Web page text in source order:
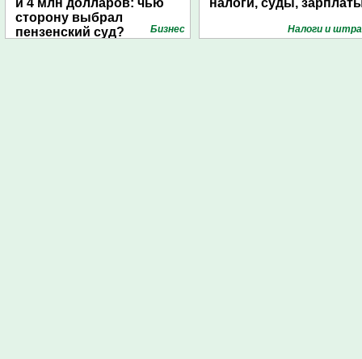
и 4 млн долларов: чью
сторону выбрал
пензенский суд?
Бизнес
налоги, суды,
Налоги и